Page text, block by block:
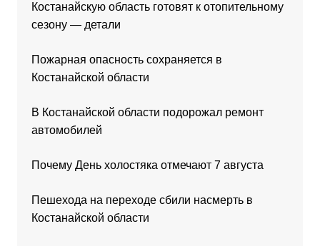
Костанайскую область готовят к отопительному
сезону — детали
Пожарная опасность сохраняется в
Костанайской области
В Костанайской области подорожал ремонт
автомобилей
Почему День холостяка отмечают 7 августа
Пешехода на переходе сбили насмерть в
Костанайской области